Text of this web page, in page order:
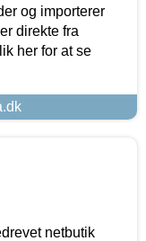
og importerer
direkte fra
her for at se
netbutik